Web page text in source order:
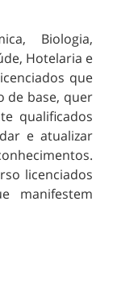
Biologia,
Hotelaria e
que
de base, quer
qualificados
e atualizar
licenciados
manifestem